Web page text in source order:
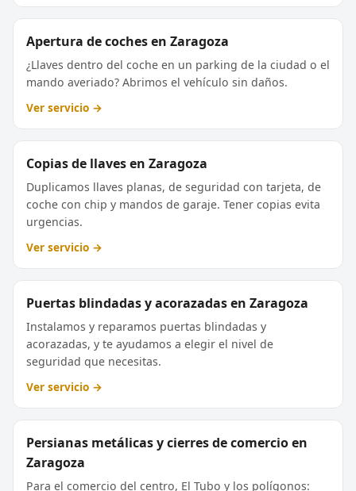
Apertura de coches en Zaragoza
¿Llaves dentro del coche en un parking de la ciudad o el
mando averiado? Abrimos el vehículo sin daños.
Ver servicio →
Copias de llaves en Zaragoza
Duplicamos llaves planas, de seguridad con tarjeta, de
coche con chip y mandos de garaje. Tener copias evita
urgencias.
Ver servicio →
Puertas blindadas y acorazadas en Zaragoza
Instalamos y reparamos puertas blindadas y
acorazadas, y te ayudamos a elegir el nivel de
seguridad que necesitas.
Ver servicio →
Persianas metálicas y cierres de comercio en
Zaragoza
Para el comercio del centro, El Tubo y los polígonos: